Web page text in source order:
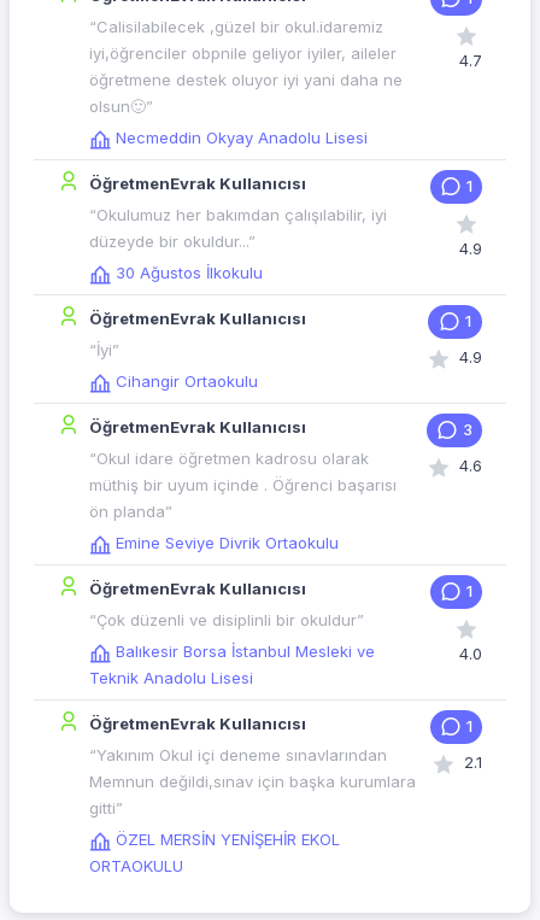
“Calisilabilecek ,güzel bir okul.idaremiz
iyi,öğrenciler obpnile geliyor iyiler, aileler
öğretmene destek oluyor iyi yani daha ne
olsun🙂”
Necmeddin Okyay Anadolu Lisesi
4.7
ÖğretmenEvrak Kullanıcısı
“Okulumuz her bakımdan çalışılabilir, iyi
düzeyde bir okuldur...”
30 Ağustos İlkokulu
1
4.9
ÖğretmenEvrak Kullanıcısı
“İyi”
Cihangir Ortaokulu
1
4.9
ÖğretmenEvrak Kullanıcısı
“Okul idare öğretmen kadrosu olarak
müthiş bir uyum içinde . Öğrenci başarısı
ön planda”
Emine Seviye Divrik Ortaokulu
3
4.6
ÖğretmenEvrak Kullanıcısı
“Çok düzenli ve disiplinli bir okuldur”
Balıkesir Borsa İstanbul Mesleki ve
Teknik Anadolu Lisesi
1
4.0
ÖğretmenEvrak Kullanıcısı
“Yakınım Okul içi deneme sınavlarından
Memnun değildi,sınav için başka kurumlara
gitti”
ÖZEL MERSİN YENİŞEHİR EKOL
ORTAOKULU
1
2.1